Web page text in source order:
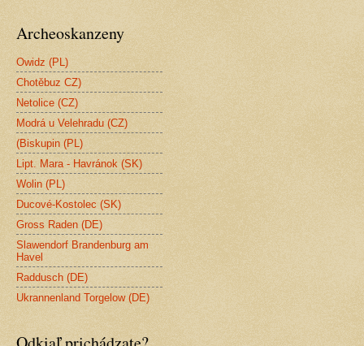
Archeoskanzeny
Owidz (PL)
Chotěbuz CZ)
Netolice (CZ)
Modrá u Velehradu (CZ)
(Biskupin (PL)
Lipt. Mara - Havránok (SK)
Wolin (PL)
Ducové-Kostolec (SK)
Gross Raden (DE)
Slawendorf Brandenburg am
Havel
Raddusch (DE)
Ukrannenland Torgelow (DE)